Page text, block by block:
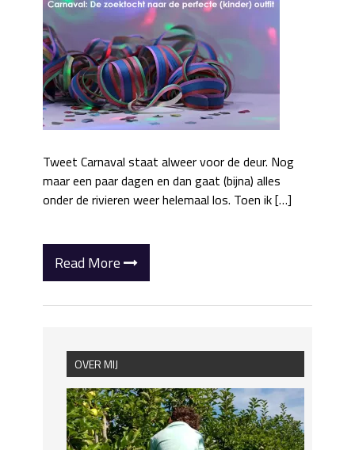
Tweet Carnaval staat alweer voor de deur. Nog
maar een paar dagen en dan gaat (bijna) alles
onder de rivieren weer helemaal los. Toen ik […]
Read More
OVER MIJ